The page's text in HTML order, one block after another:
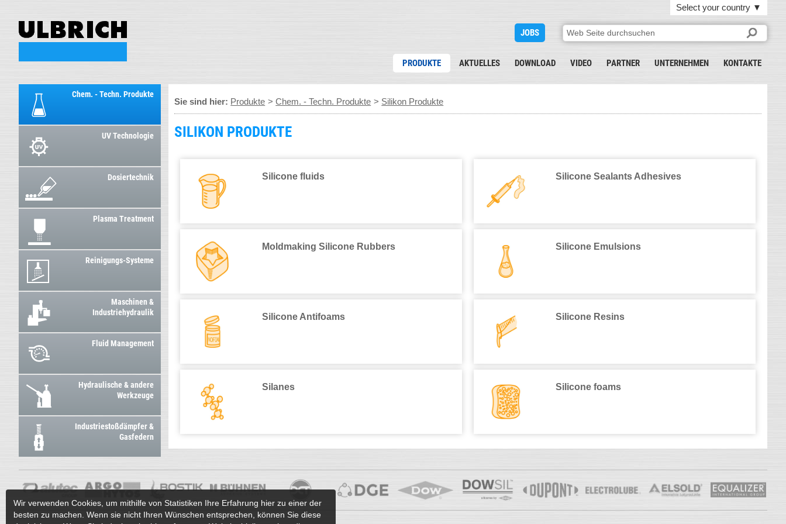
Select your country ▼
JOBS
PRODUKTE AKTUELLES DOWNLOAD VIDEO PARTNER UNTERNEHMEN KONTAKTE
Chem. - Techn. Produkte
UV Technologie
Dosiertechnik
Plasma Treatment
Reinigungs-Systeme
Maschinen &
Industriehydraulik
Fluid Management
Hydraulische & andere
Werkzeuge
Industriestoßdämpfer &
Gasfedern
Sie sind hier: Produkte >Chem. - Techn. Produkte > Silikon Produkte
SILIKON PRODUKTE
Silicone fluids Silicone Sealants Adhesives
Moldmaking Silicone Rubbers Silicone Emulsions
Silicone Antifoams Silicone Resins
Silanes Silicone foams
Wir verwenden Cookies, um mithilfe von Statistiken Ihre Erfahrung hier zu einer der
besten zu machen. Wenn sie nicht Ihren Wünschen entsprechen, können Sie diese